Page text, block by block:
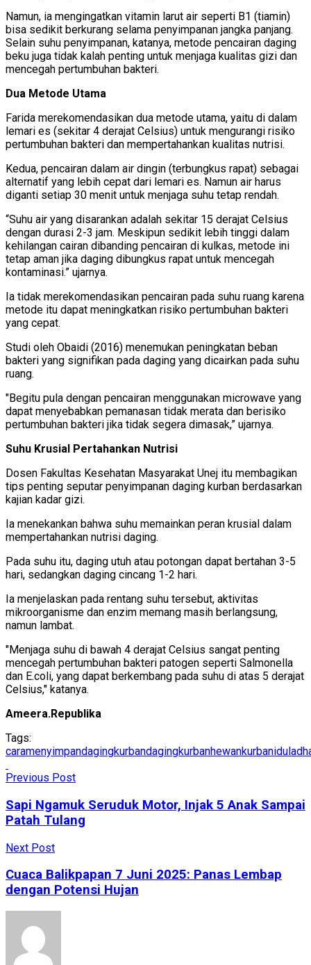
Namun, ia mengingatkan vitamin larut air seperti B1 (tiamin)
bisa sedikit berkurang selama penyimpanan jangka panjang.
Selain suhu penyimpanan, katanya, metode pencairan daging
beku juga tidak kalah penting untuk menjaga kualitas gizi dan
mencegah pertumbuhan bakteri.
Dua Metode Utama
Farida merekomendasikan dua metode utama, yaitu di dalam
lemari es (sekitar 4 derajat Celsius) untuk mengurangi risiko
pertumbuhan bakteri dan mempertahankan kualitas nutrisi.
Kedua, pencairan dalam air dingin (terbungkus rapat) sebagai
alternatif yang lebih cepat dari lemari es. Namun air harus
diganti setiap 30 menit untuk menjaga suhu tetap rendah.
“Suhu air yang disarankan adalah sekitar 15 derajat Celsius
dengan durasi 2-3 jam. Meskipun sedikit lebih tinggi dalam
kehilangan cairan dibanding pencairan di kulkas, metode ini
tetap aman jika daging dibungkus rapat untuk mencegah
kontaminasi.” ujarnya.
Ia tidak merekomendasikan pencairan pada suhu ruang karena
metode itu dapat meningkatkan risiko pertumbuhan bakteri
yang cepat.
Studi oleh Obaidi (2016) menemukan peningkatan beban
bakteri yang signifikan pada daging yang dicairkan pada suhu
ruang.
"Begitu pula dengan pencairan menggunakan microwave yang
dapat menyebabkan pemanasan tidak merata dan berisiko
pertumbuhan bakteri jika tidak segera dimasak,” ujarnya.
Suhu Krusial Pertahankan Nutrisi
Dosen Fakultas Kesehatan Masyarakat Unej itu membagikan
tips penting seputar penyimpanan daging kurban berdasarkan
kajian kadar gizi.
Ia menekankan bahwa suhu memainkan peran krusial dalam
mempertahankan nutrisi daging.
Pada suhu itu, daging utuh atau potongan dapat bertahan 3-5
hari, sedangkan daging cincang 1-2 hari.
Ia menjelaskan pada rentang suhu tersebut, aktivitas
mikroorganisme dan enzim memang masih berlangsung,
namun lambat.
"Menjaga suhu di bawah 4 derajat Celsius sangat penting
mencegah pertumbuhan bakteri patogen seperti Salmonella
dan E.coli, yang dapat berkembang pada suhu di atas 5 derajat
Celsius," katanya.
Ameera.Republika
Tags:
caramenyimpandagingkurbandagingkurbanhewankurban
Previous Post
Sapi Ngamuk Seruduk Motor, Injak 5 Anak Sampai
Patah Tulang
Next Post
Cuaca Balikpapan 7 Juni 2025: Panas Lembap
dengan Potensi Hujan